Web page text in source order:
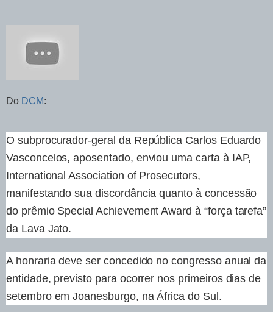
Do DCM:
O subprocurador-geral da República Carlos Eduardo
Vasconcelos, aposentado, enviou uma carta à IAP,
International Association of Prosecutors,
manifestando sua discordância quanto à concessão
do prêmio Special Achievement Award à “força tarefa”
da Lava Jato.
A honraria deve ser concedido no congresso anual da
entidade, previsto para ocorrer nos primeiros dias de
setembro em Joanesburgo, na África do Sul.